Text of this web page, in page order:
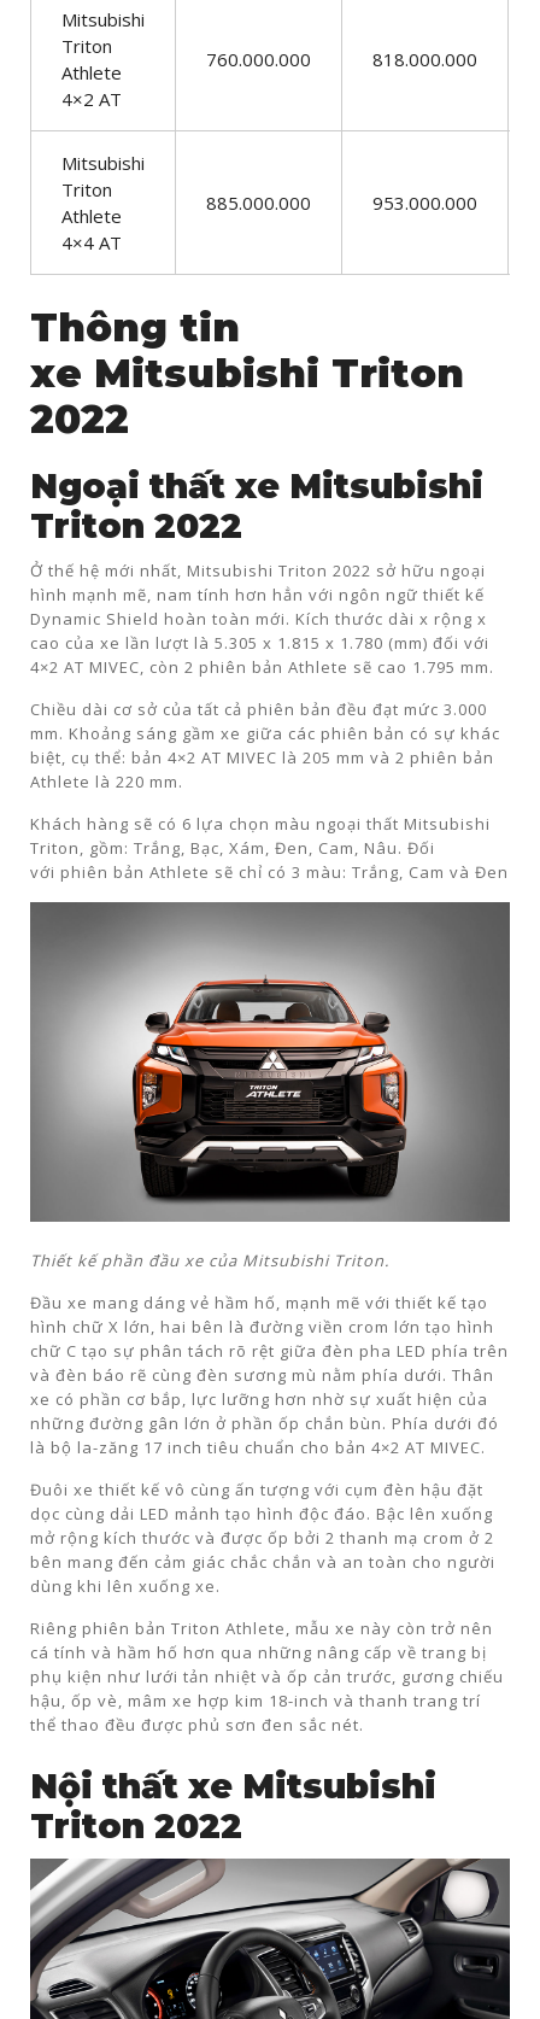
Mitsubishi
Triton
Athlete
4×2 AT
760.000.000 818.000.000
Mitsubishi
Triton
Athlete
4×4 AT
885.000.000 953.000.000
Thông tin
xe Mitsubishi Triton
2022
Ngoại thất xe Mitsubishi
Triton 2022
Ở thế hệ mới nhất, Mitsubishi Triton 2022 sở hữu ngoại
hình mạnh mẽ, nam tính hơn hẳn với ngôn ngữ thiết kế
Dynamic Shield hoàn toàn mới. Kích thước dài x rộng x
cao của xe lần lượt là 5.305 x 1.815 x 1.780 (mm) đối với
4×2 AT MIVEC, còn 2 phiên bản Athlete sẽ cao 1.795 mm.
Chiều dài cơ sở của tất cả phiên bản đều đạt mức 3.000
mm. Khoảng sáng gầm xe giữa các phiên bản có sự khác
biệt, cụ thể: bản 4×2 AT MIVEC là 205 mm và 2 phiên bản
Athlete là 220 mm.
Khách hàng sẽ có 6 lựa chọn màu ngoại thất Mitsubishi
Triton, gồm: Trắng, Bạc, Xám, Đen, Cam, Nâu. Đối
với phiên bản Athlete sẽ chỉ có 3 màu: Trắng, Cam và Đen
Thiết kế phần đầu xe của Mitsubishi Triton.
Đầu xe mang dáng vẻ hầm hố, mạnh mẽ với thiết kế tạo
hình chữ X lớn, hai bên là đường viền crom lớn tạo hình
chữ C tạo sự phân tách rõ rệt giữa đèn pha LED phía trên
và đèn báo rẽ cùng đèn sương mù nằm phía dưới. Thân
xe có phần cơ bắp, lực lưỡng hơn nhờ sự xuất hiện của
những đường gân lớn ở phần ốp chắn bùn. Phía dưới đó
là bộ la-zăng 17 inch tiêu chuẩn cho bản 4×2 AT MIVEC.
Đuôi xe thiết kế vô cùng ấn tượng với cụm đèn hậu đặt
dọc cùng dải LED mảnh tạo hình độc đáo. Bậc lên xuống
mở rộng kích thước và được ốp bởi 2 thanh mạ crom ở 2
bên mang đến cảm giác chắc chắn và an toàn cho người
dùng khi lên xuống xe.
Riêng phiên bản Triton Athlete, mẫu xe này còn trở nên
cá tính và hầm hố hơn qua những nâng cấp về trang bị
phụ kiện như lưới tản nhiệt và ốp cản trước, gương chiếu
hậu, ốp vè, mâm xe hợp kim 18-inch và thanh trang trí
thể thao đều được phủ sơn đen sắc nét.
Nội thất xe Mitsubishi
Triton 2022